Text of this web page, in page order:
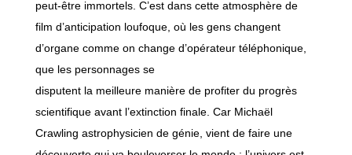
peut-être immortels. C’est dans cette atmosphère de
film d’anticipation loufoque, où les gens changent
d’organe comme on change d’opérateur téléphonique,
que les personnages se
disputent la meilleure manière de profiter du progrès
scientifique avant l’extinction finale. Car Michaël
Crawling astrophysicien de génie, vient de faire une